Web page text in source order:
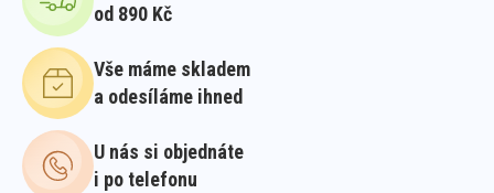
od 890 Kč
Vše máme skladem
a odesíláme ihned
U nás si objednáte
i po telefonu